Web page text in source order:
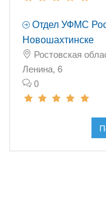
Отдел УФМС
Новошахтинске
Ростовская
Ленина, 6
0